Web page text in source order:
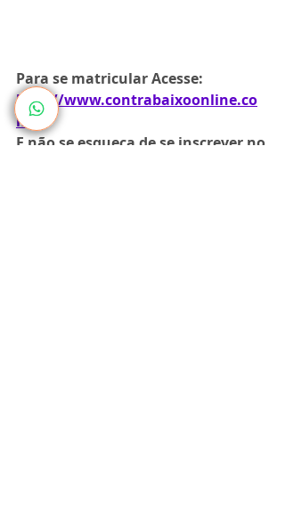
Para se matricular Acesse:
http://www.contrabaixoonline.co
m/
E não se esqueça de se inscrever no